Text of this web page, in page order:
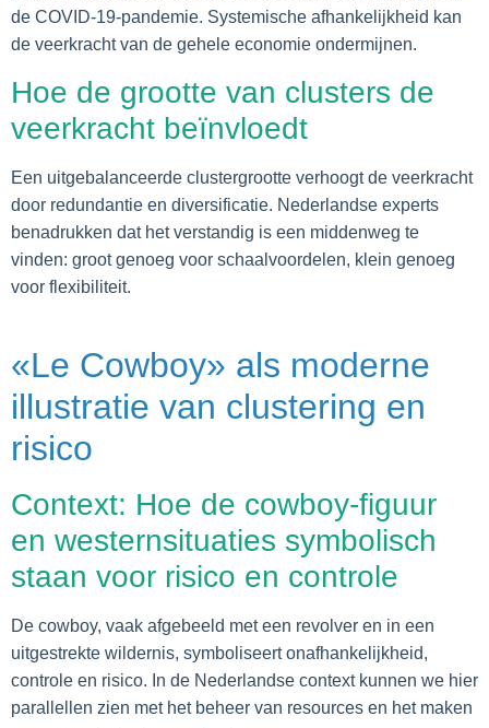
de COVID-19-pandemie. Systemische afhankelijkheid kan
de veerkracht van de gehele economie ondermijnen.
Hoe de grootte van clusters de
veerkracht beïnvloedt
Een uitgebalanceerde clustergrootte verhoogt de veerkracht
door redundantie en diversificatie. Nederlandse experts
benadrukken dat het verstandig is een middenweg te
vinden: groot genoeg voor schaalvoordelen, klein genoeg
voor flexibiliteit.
«Le Cowboy» als moderne
illustratie van clustering en
risico
Context: Hoe de cowboy-figuur
en westernsituaties symbolisch
staan voor risico en controle
De cowboy, vaak afgebeeld met een revolver en in een
uitgestrekte wildernis, symboliseert onafhankelijkheid,
controle en risico. In de Nederlandse context kunnen we hier
parallellen zien met het beheer van resources en het maken